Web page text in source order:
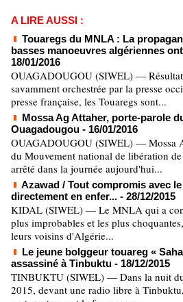
A LIRE AUSSI :
Touaregs du MNLA : La
basses manoeuvres algériennes
18/01/2016
OUAGADOUGOU (SIWEL) —
savamment orchestrée par la presse
presse française, les Touaregs sont...
Mossa Ag Attaher, porte-parole
Ouagadougou - 16/01/2016
OUAGADOUGOU (SIWEL) — Mossa
du Mouvement national de libération
arrêté dans la journée aujourd'hui...
Azawad / Tout compromis avec
directement en enfer... - 28/12/2015
KIDAL (SIWEL) — Le MNLA qui a
plus improbables et les plus
leurs voisins d'Algérie...
Le jeune bolggeur touareg «
assassiné à Tinbuktu - 18/12/2015
TINBUKTU (SIWEL) — Dans la nuit
2015, devant une radio libre à